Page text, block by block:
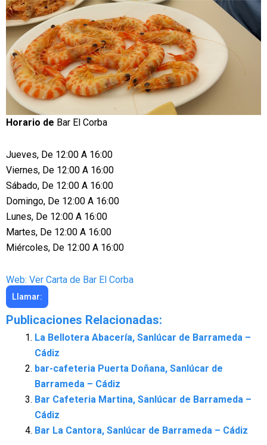
Horario de Bar El Corba
Jueves, De 12:00 A 16:00
Viernes, De 12:00 A 16:00
Sábado, De 12:00 A 16:00
Domingo, De 12:00 A 16:00
Lunes, De 12:00 A 16:00
Martes, De 12:00 A 16:00
Miércoles, De 12:00 A 16:00
Web: Ver Carta de Bar El Corba
Llamar:
Publicaciones Relacionadas:
La Bellotera Abacería, Sanlúcar de Barrameda –
Cádiz
bar-cafeteria Puerta Doñana, Sanlúcar de
Barrameda – Cádiz
Bar Cafeteria Martina, Sanlúcar de Barrameda –
Cádiz
Bar La Cantora, Sanlúcar de Barrameda – Cádiz